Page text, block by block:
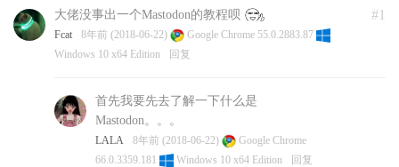
#1
大佬没事出一个Mastodon的教程呗
Fcat 8年前 (2018-06-22)
Google Chrome 55.0.2883.87
Windows 10 x64 Edition
回复
首先我要先去了解一下什么是
Mastodon。。。
LALA 8年前 (2018-06-22)
Google Chrome
66.0.3359.181
Windows 10 x64 Edition 回复